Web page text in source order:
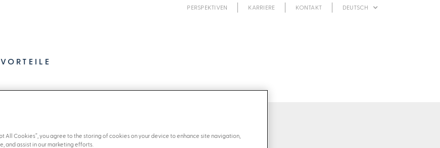
DEUTSCH
PERSPEKTIVEN KARRIERE KONTAKT
VORTEILE
IN MEMORIAM — 1965 - 2025
All Cookies”, you agree to the storing of cookies on your device to enhance site navigation,
and assist in our marketing efforts.